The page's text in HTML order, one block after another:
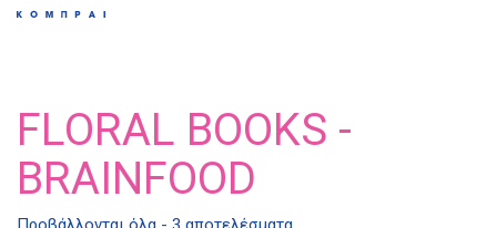
FLORAL BOOKS -
BRAINFOOD
Διδότου 34, Αθήνα 106 80